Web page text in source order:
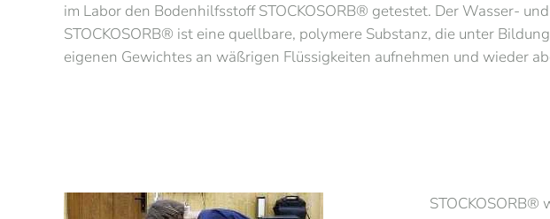
im Labor den Bodenhilfsstoff STOCKOSORB® getestet. Der Wasser-
STOCKOSORB® ist eine quellbare, polymere Substanz, die unter
eigenen Gewichtes an wäßrigen Flüssigkeiten aufnehmen und wieder